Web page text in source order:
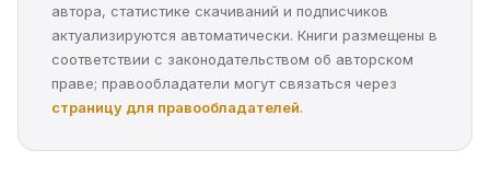
автора, статистике скачиваний и подписчиков
актуализируются автоматически. Книги размещены в
соответствии с законодательством об авторском
праве; правообладатели могут связаться через
страницу для правообладателей.